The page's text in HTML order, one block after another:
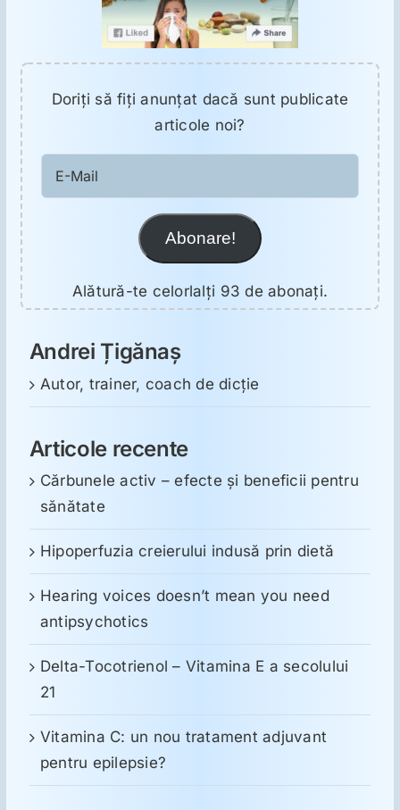
Antipsihiatrie
Psihoterapie
Antropologie
Proză utilă
Doriţi să fiţi anunţat dacă sunt publicate
articole noi?
Mail
Abonare!
Alătură-te celorlalți 93 de abonați.
Andrei Țigănaș
Autor, trainer, coach de dicție
Articole recente
Cărbunele activ – efecte și beneficii pentru
sănătate
Hipoperfuzia creierului indusă prin dietă
Hearing voices doesn’t mean you need
antipsychotics
Delta-Tocotrienol – Vitamina E a secolului
21
Vitamina C: un nou tratament adjuvant
pentru epilepsie?